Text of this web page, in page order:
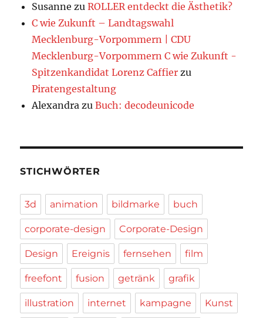
Susanne zuROLLER entdeckt die Ästhetik?
C wie Zukunft – Landtagswahl
Mecklenburg-Vorpommern | CDU
Mecklenburg-Vorpommern C wie Zukunft -
Spitzenkandidat Lorenz Caffier zu
Piratengestaltung
Alexandra zuBuch: decodeunicode
STICHWÖRTER
3d animation bildmarke buch
corporate-design Corporate-Design
Design Ereignis fernsehen film
freefont fusion getränk grafik
illustration internet kampagne Kunst